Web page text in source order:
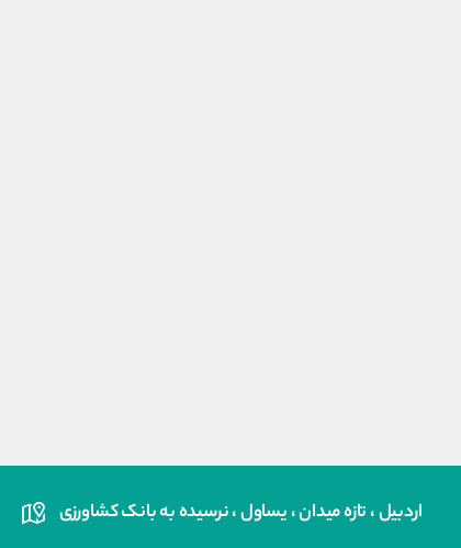
اردبیل ، تازه میدان ، یساول ، نرسیده به بانک کشاورزی